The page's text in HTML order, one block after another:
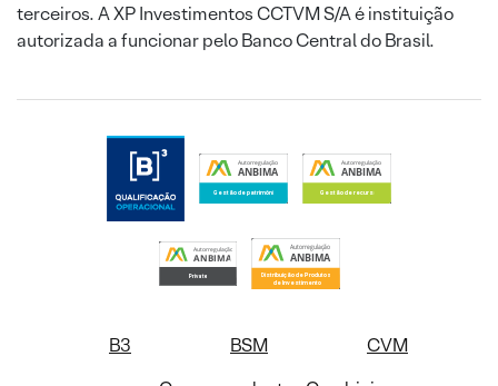
terceiros. A XP Investimentos CCTVM S/A é instituição
autorizada a funcionar pelo Banco Central do Brasil.
B3 BSM
CVM